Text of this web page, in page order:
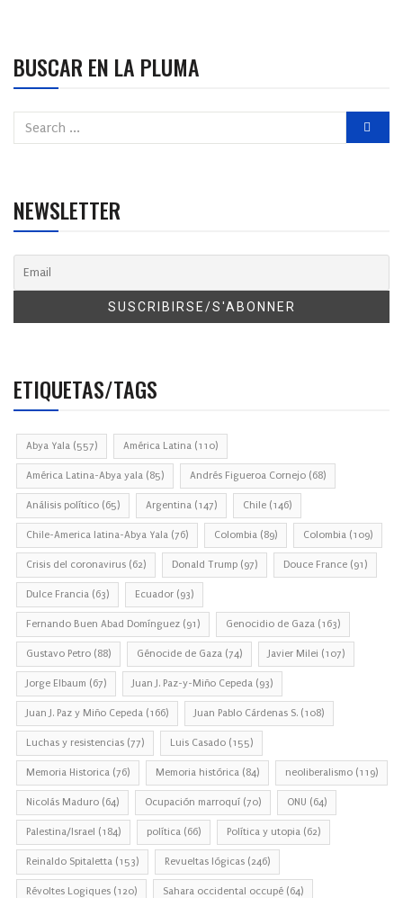
BUSCAR EN LA PLUMA
NEWSLETTER
ETIQUETAS/TAGS
Abya Yala (557) América Latina (110)
América Latina-Abya yala (85) Andrés Figueroa Cornejo (68)
Análisis político (65) Argentina (147) Chile (146)
Chile-America latina-Abya Yala (76) Colombia (89) Colombia (109)
Crisis del coronavirus (62) Donald Trump (97) Douce France (91)
Dulce Francia (63) Ecuador (93)
Fernando Buen Abad Domínguez (91) Genocidio de Gaza (163)
Gustavo Petro (88) Génocide de Gaza (74) Javier Milei (107)
Jorge Elbaum (67) Juan J. Paz-y-Miño Cepeda (93)
Juan J. Paz y Miño Cepeda (166) Juan Pablo Cárdenas S. (108)
Luchas y resistencias (77) Luis Casado (155)
Memoria Historica (76) Memoria histórica (84) neoliberalismo (119)
Nicolás Maduro (64) Ocupación marroquí (70) ONU (64)
Palestina/Israel (184) política (66) Política y utopia (62)
Reinaldo Spitaletta (153) Revueltas lógicas (246)
Révoltes Logiques (120) Sahara occidental occupé (64)